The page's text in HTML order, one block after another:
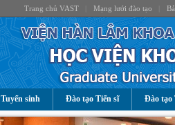
Trang chủ VAST Mạng lưới đào tạo
Tuyển sinh Đào tạo Tiến sĩ Đào tạo